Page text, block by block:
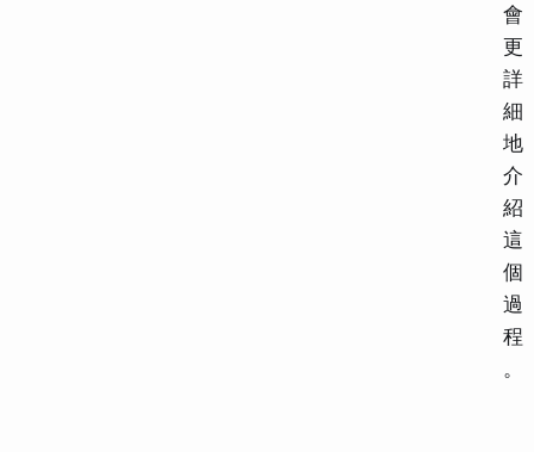
會
更
詳
細
地
介
紹
這
個
過
程
。